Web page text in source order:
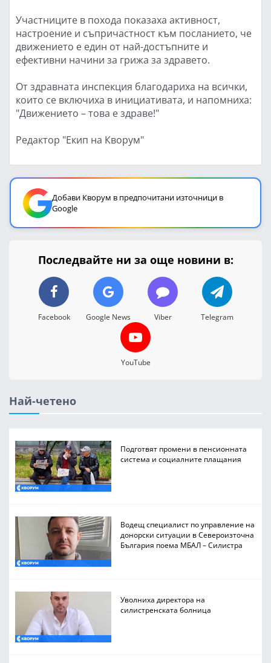
Участниците в похода показаха активност,
настроение и съпричастност към посланието, че
движението е един от най-достъпните и
ефективни начини за грижа за здравето.
От здравната инспекция благодариха на всички,
които се включиха в инициативата, и напомниха:
"Движението – това е здраве!"
Редактор "Екип на Кворум"
Добави Кворум в предпочитани източници в
Google
Последвайте ни за още новини в:
Facebook Google News Viber Telegram
YouTube
Най-четено
Подготвят промени в пенсионната
система и социалните плащания
Водещ специалист по управление на
донорски ситуации в Североизточна
България поема МБАЛ – Силистра
Уволниха директора на
силистренската болница